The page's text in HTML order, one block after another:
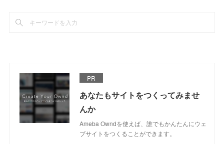
PR
あなたもサイトをつくってみませ
んか
Ameba Owndを使えば、誰でもかんたんにウェ
ブサイトをつくることができます。